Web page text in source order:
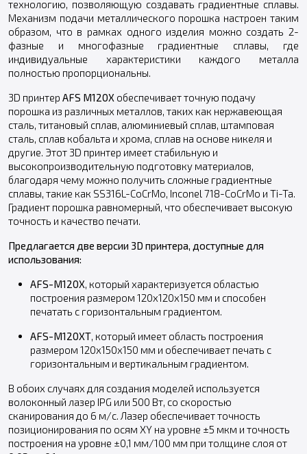
технологию, позволяющую создавать градиентные сплавы.
Механизм подачи металлического порошка настроен таким
образом, что в рамках одного изделия можно создать 2-
фазные и многофазные градиентные сплавы, где
индивидуальные характеристики каждого металла
полностью пропорциональны.
3D принтер AFS M120X обеспечивает точную подачу
порошка из различных металлов, таких как нержавеющая
сталь, титановый сплав, алюминиевый сплав, штамповая
сталь, сплав кобальта и хрома, сплав на основе никеля и
другие. Этот 3D принтер имеет стабильную и
высокопроизводительную подготовку материалов,
благодаря чему можно получить сложные градиентные
сплавы, такие как SS316L-CoCrMo, Inconel 718-CoCrMo и Ti-Ta.
Градиент порошка равномерный, что обеспечивает высокую
точность и качество печати.
Предлагается две версии 3D принтера, доступные для
использования:
AFS-M120X, который характеризуется областью
построения размером 120x120x150 мм и способен
печатать с горизонтальным градиентом.
AFS-M120XT, который имеет область построения
размером 120х150x150 мм и обеспечивает печать с
горизонтальным и вертикальным градиентом.
В обоих случаях для создания моделей используется
волоконный лазер IPG или 500 Вт, со скоростью
сканирования до 6 м/с. Лазер обеспечивает точность
позиционирования по осям XY на уровне ±5 мкм и точность
построения на уровне ±0,1 мм/100 мм при толщине слоя от